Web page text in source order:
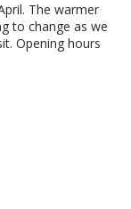
The warmer
to change as we
Opening hours